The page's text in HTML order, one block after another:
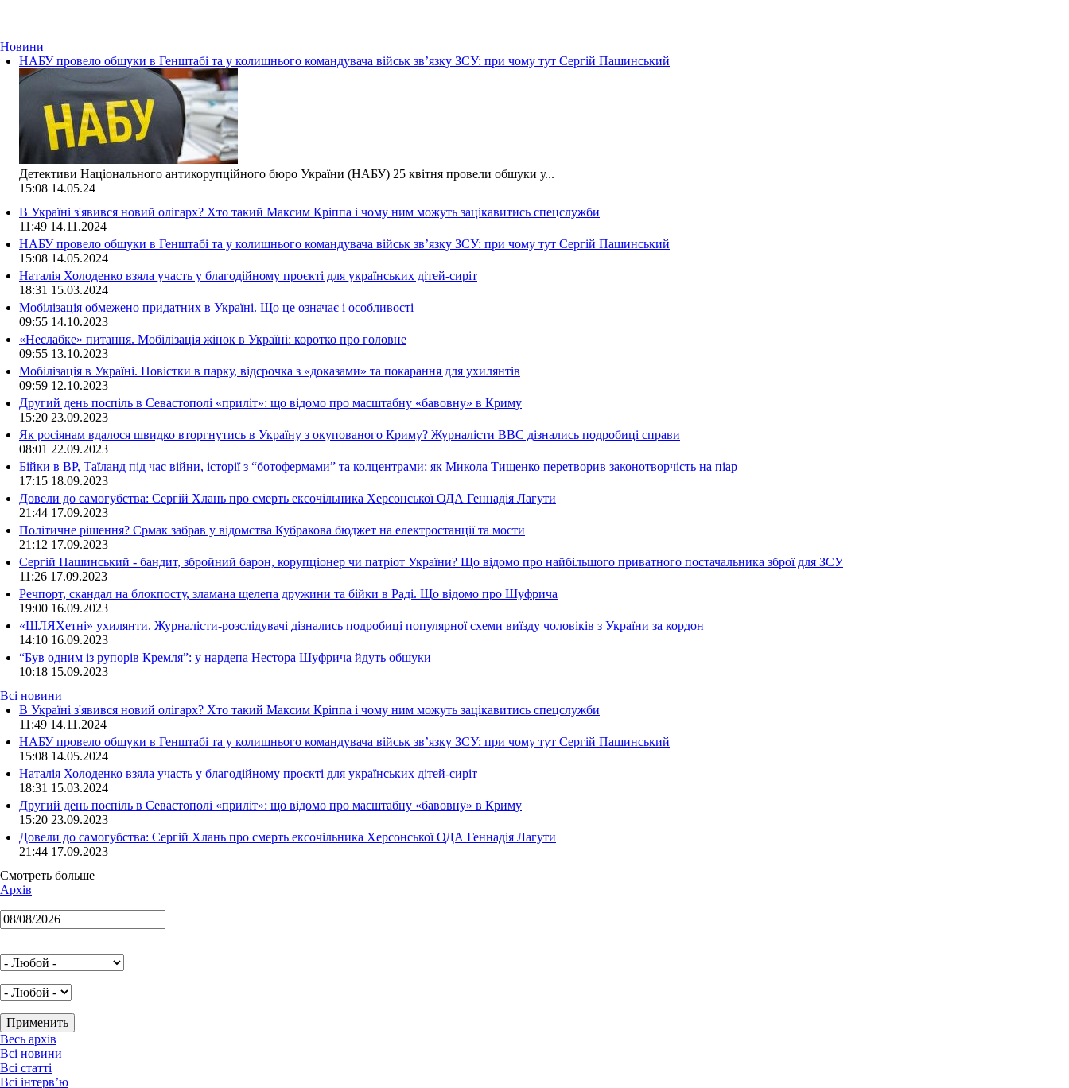
Новини
НАБУ провело обшуки в Генштабі та у колишнього командувача військ зв’язку ЗСУ: при чому тут Сергій Пашинський
Детективи Національного антикорупційного бюро України (НАБУ) 25 квітня провели обшуки у...
15:08 14.05.24
В Україні з'явився новий олігарх? Хто такий Максим Кріппа і чому ним можуть зацікавитись спецслужби
11:49 14.11.2024
НАБУ провело обшуки в Генштабі та у колишнього командувача військ зв’язку ЗСУ: при чому тут Сергій Пашинський
15:08 14.05.2024
Наталія Холоденко взяла участь у благодійному проєкті для українських дітей-сиріт
18:31 15.03.2024
Мобілізація обмежено придатних в Україні. Що це означає і особливості
09:55 14.10.2023
«Неслабке» питання. Мобілізація жінок в Україні: коротко про головне
09:55 13.10.2023
Мобілізація в Україні. Повістки в парку, відсрочка з «доказами» та покарання для ухилянтів
09:59 12.10.2023
Другий день поспіль в Севастополі «приліт»: що відомо про масштабну «бавовну» в Криму
15:20 23.09.2023
Як росіянам вдалося швидко вторгнутись в Україну з окупованого Криму? Журналісти ВВС дізнались подробиці справи
08:01 22.09.2023
Бійки в ВР, Таїланд під час війни, історії з “ботофермами” та колцентрами: як Микола Тищенко перетворив законотворчість на піар
17:15 18.09.2023
Довели до самогубства: Сергій Хлань про смерть ексочільника Херсонської ОДА Геннадія Лагути
21:44 17.09.2023
Політичне рішення? Єрмак забрав у відомства Кубракова бюджет на електростанції та мости
21:12 17.09.2023
Сергій Пашинський - бандит, збройний барон, корупціонер чи патріот України? Що відомо про найбільшого приватного постачальника зброї для ЗСУ
11:26 17.09.2023
Речпорт, скандал на блокпосту, зламана щелепа дружини та бійки в Раді. Що відомо про Шуфрича
19:00 16.09.2023
«ШЛЯХетні» ухилянти. Журналісти-розслідувачі дізнались подробиці популярної схеми виїзду чоловіків з України за кордон
14:10 16.09.2023
“Був одним із рупорів Кремля”: у нардепа Нестора Шуфрича йдуть обшуки
10:18 15.09.2023
Всі новини
В Україні з'явився новий олігарх? Хто такий Максим Кріппа і чому ним можуть зацікавитись спецслужби
11:49 14.11.2024
НАБУ провело обшуки в Генштабі та у колишнього командувача військ зв’язку ЗСУ: при чому тут Сергій Пашинський
15:08 14.05.2024
Наталія Холоденко взяла участь у благодійному проєкті для українських дітей-сиріт
18:31 15.03.2024
Другий день поспіль в Севастополі «приліт»: що відомо про масштабну «бавовну» в Криму
15:20 23.09.2023
Довели до самогубства: Сергій Хлань про смерть ексочільника Херсонської ОДА Геннадія Лагути
21:44 17.09.2023
Смотреть больше
Архів
Весь архів
Всі новини
Всі статті
Всі інтерв’ю